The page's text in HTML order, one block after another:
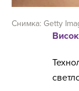
Снимка: Getty